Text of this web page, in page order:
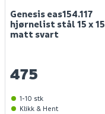
Genesis eas154.117
hjørnelist stål 15 x 15
matt svart
475
1-10 stk
Klikk & Hent